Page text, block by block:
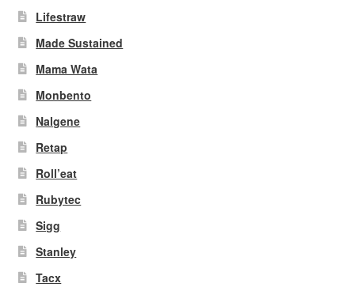
Lifestraw
Made Sustained
Mama Wata
Monbento
Nalgene
Retap
Roll’eat
Rubytec
Sigg
Stanley
Tacx